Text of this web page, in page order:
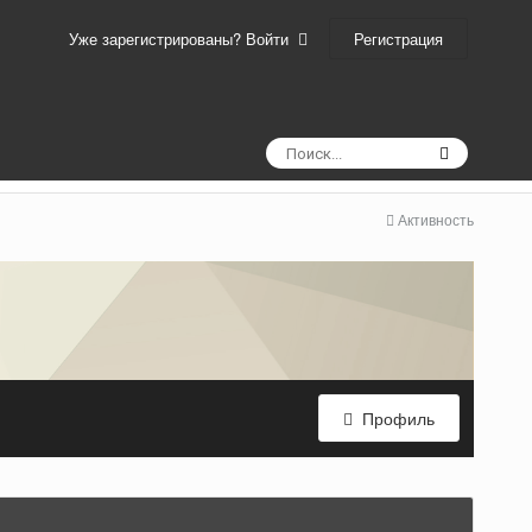
Уже зарегистрированы? Войти Регистрация
Активность
Профиль